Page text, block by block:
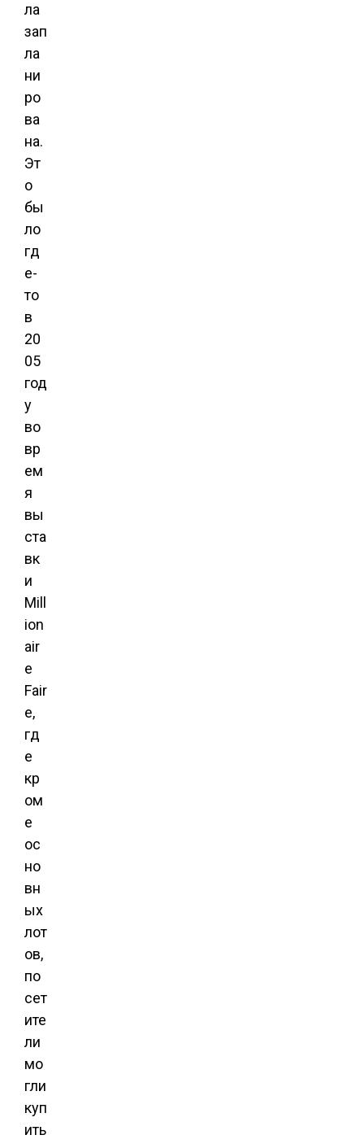
ла
зап
ла
ни
ро
ва
на.
Эт
о
бы
ло
гд
е-
то
в
20
05
год
у
во
вр
ем
я
вы
ста
вк
и
Mill
ion
air
e
Fair
e,
гд
е
кр
ом
е
ос
но
вн
ых
лот
ов,
по
сет
ите
ли
мо
гли
куп
ить